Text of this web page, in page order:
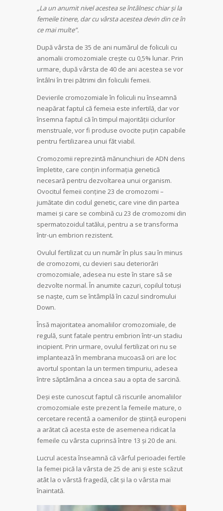
„La un anumit nivel acestea se întâlnesc chiar și la
femeile tinere, dar cu vârsta acestea devin din ce în
ce mai multe”.
După vârsta de 35 de ani numărul de foliculi cu
anomalii cromozomiale crește cu 0,5% lunar. Prin
urmare, după vârsta de 40 de ani acestea se vor
întâlni în trei pătrimi din foliculii femeii.
Devierile cromozomiale în foliculi nu înseamnă
neapărat faptul că femeia este infertilă, dar vor
însemna faptul că în timpul majorității ciclurilor
menstruale, vor fi produse ovocite puțin capabile
pentru fertilizarea unui făt viabil.
Cromozomii reprezintă mănunchiuri de ADN dens
împletite, care conțin informația genetică
necesară pentru dezvoltarea unui organism.
Ovocitul femeii conține 23 de cromozomi –
jumătate din codul genetic, care vine din partea
mamei și care se combină cu 23 de cromozomi din
spermatozoidul tatălui, pentru a se transforma
într-un embrion rezistent.
Ovulul fertilizat cu un număr în plus sau în minus
de cromozomi, cu devieri sau deteriorări
cromozomiale, adesea nu este în stare să se
dezvolte normal. În anumite cazuri, copilul totuși
se naște, cum se întâmplă în cazul sindromului
Down.
Însă majoritatea anomaliilor cromozomiale, de
regulă, sunt fatale pentru embrion într-un stadiu
incipient. Prin urmare, ovulul fertilizat ori nu se
implantează în membrana mucoasă ori are loc
avortul spontan la un termen timpuriu, adesea
între săptămâna a cincea sau a opta de sarcină.
Deși este cunoscut faptul că riscurile anomaliilor
cromozomiale este prezent la femeile mature, o
cercetare recentă a oamenilor de știință europeni
a arătat că acesta este de asemenea ridicat la
femeile cu vârsta cuprinsă între 13 și 20 de ani.
Lucrul acesta înseamnă că vârful perioadei fertile
la femei pică la vârsta de 25 de ani și este scăzut
atât la o vârstă fragedă, cât și la o vârsta mai
înaintată.